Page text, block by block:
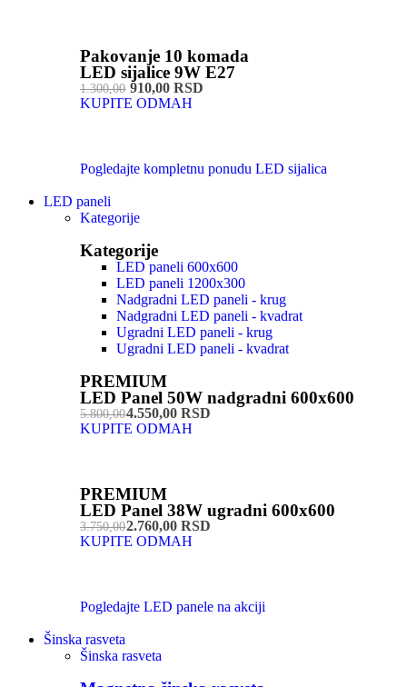
Pakovanje 10 komada
LED sijalice 9W E27
1.300,00910,00 RSD
KUPITE ODMAH
Pogledajte kompletnu ponudu LED sijalica
LED paneli
Kategorije
Kategorije
LED paneli 600x600
LED paneli 1200x300
Nadgradni LED paneli - krug
Nadgradni LED paneli - kvadrat
Ugradni LED paneli - krug
Ugradni LED paneli - kvadrat
PREMIUM
LED Panel 50W nadgradni 600x600
5.800,004.550,00 RSD
KUPITE ODMAH
PREMIUM
LED Panel 38W ugradni 600x600
3.750,002.760,00 RSD
KUPITE ODMAH
Pogledajte LED panele na akciji
Šinska rasveta
Šinska rasveta